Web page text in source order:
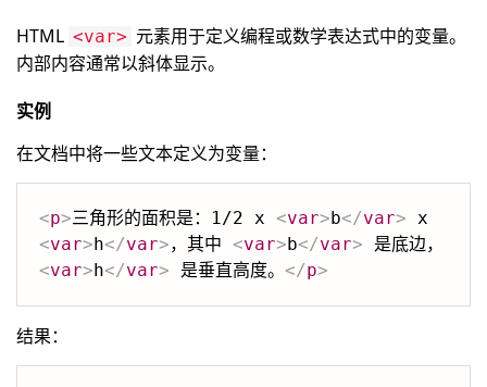
HTML <var> 元素用于定义编程或数学表达式中的变量。
内部内容通常以斜体显示。
实例
在文档中将一些文本定义为变量：
<p>三角形的面积是：1/2 x <var>b</var>
<var>h</var>，其中 <var>b</var> 是底边，
<var>h</var> 是垂直高度。 </p>
结果：